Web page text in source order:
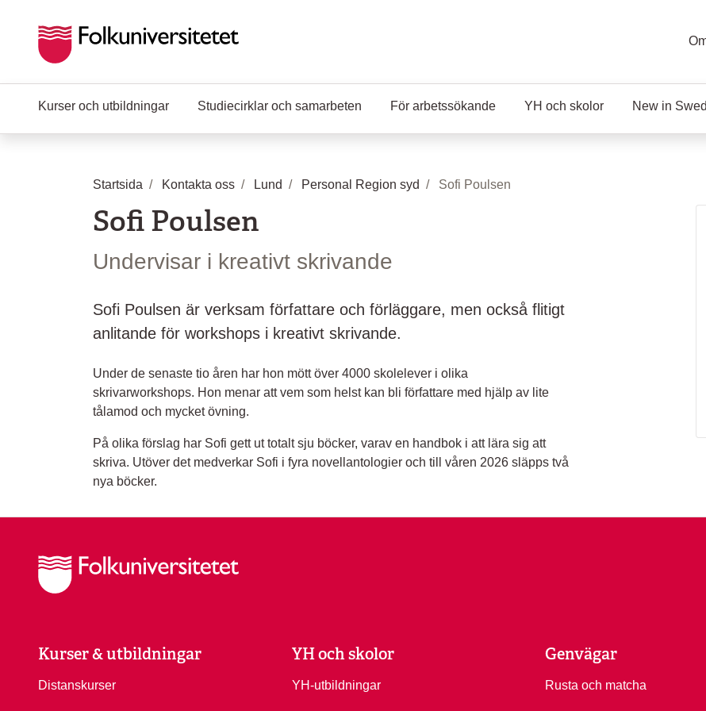
Kurser och utbildningar Studiecirklar och samarbeten För arbetssökande YH och skolor New in
Startsida Kontakta oss Lund Personal Region syd Sofi Poulsen
Sofi Poulsen
Undervisar i kreativt skrivande
Sofi Poulsen är verksam författare och förläggare, men också flitigt
anlitande för workshops i kreativt skrivande.
Under de senaste tio åren har hon mött över 4000 skolelever i olika
skrivarworkshops. Hon menar att vem som helst kan bli författare med hjälp av lite
tålamod och mycket övning.
På olika förslag har Sofi gett ut totalt sju böcker, varav en handbok i att lära sig att
skriva. Utöver det medverkar Sofi i fyra novellantologier och till våren 2026 släpps två
nya böcker.
Kurser & utbildningar
Distanskurser
YH och skolor
YH-utbildningar
Genvägar
Rusta och matcha